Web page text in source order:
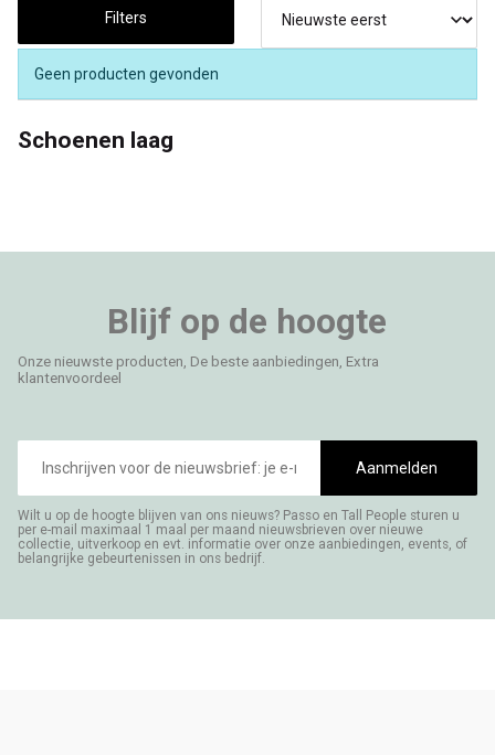
Filters
Geen producten gevonden
Schoenen laag
Blijf op de hoogte
Onze nieuwste producten, De beste aanbiedingen, Extra
klantenvoordeel
mailadres
Aanmelden
Wilt u op de hoogte blijven van ons nieuws? Passo en Tall People sturen u
per e-mail maximaal 1 maal per maand nieuwsbrieven over nieuwe
collectie, uitverkoop en evt. informatie over onze aanbiedingen, events, of
belangrijke gebeurtenissen in ons bedrijf.